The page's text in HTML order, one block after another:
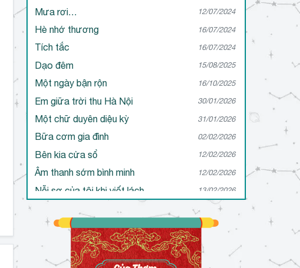
Mưa rơi… 12/07/2024
Hè nhớ thương 16/07/2024
Tích tắc 16/07/2024
Dạo đêm 15/08/2025
Một ngày bận rộn 16/10/2025
Em giữa trời thu Hà Nội 30/01/2026
Một chữ duyên diệu kỳ 31/01/2026
Bữa cơm gia đình 02/02/2026
Bên kia cửa sổ 12/02/2026
Âm thanh sớm bình minh 12/02/2026
Nỗi sợ của tôi khi viết lách 13/02/2026
13/02/2026
Sự thấu hiểu qua tác phẩm 17/02/2026
Cô độc trong viết lách 20/02/2026
Đôi mắt ấy 21/02/2026